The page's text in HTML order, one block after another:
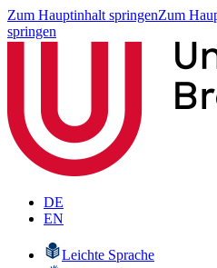
Zum Hauptinhalt springenZum
springen
DE
EN
Leichte Sprache